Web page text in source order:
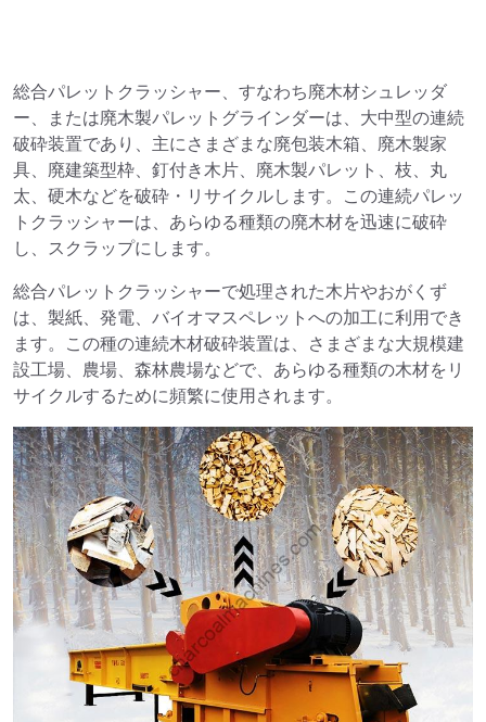
総合パレットクラッシャー、すなわち廃木材シュレッダ
ー、または廃木製パレットグラインダーは、大中型の連続
破砕装置であり、主にさまざまな廃包装木箱、廃木製家
具、廃建築型枠、釘付き木片、廃木製パレット、枝、丸
太、硬木などを破砕・リサイクルします。この連続パレッ
トクラッシャーは、あらゆる種類の廃木材を迅速に破砕
し、スクラップにします。
総合パレットクラッシャーで処理された木片やおがくず
は、製紙、発電、バイオマスペレットへの加工に利用でき
ます。この種の連続木材破砕装置は、さまざまな大規模建
設工場、農場、森林農場などで、あらゆる種類の木材をリ
サイクルするために頻繁に使用されます。